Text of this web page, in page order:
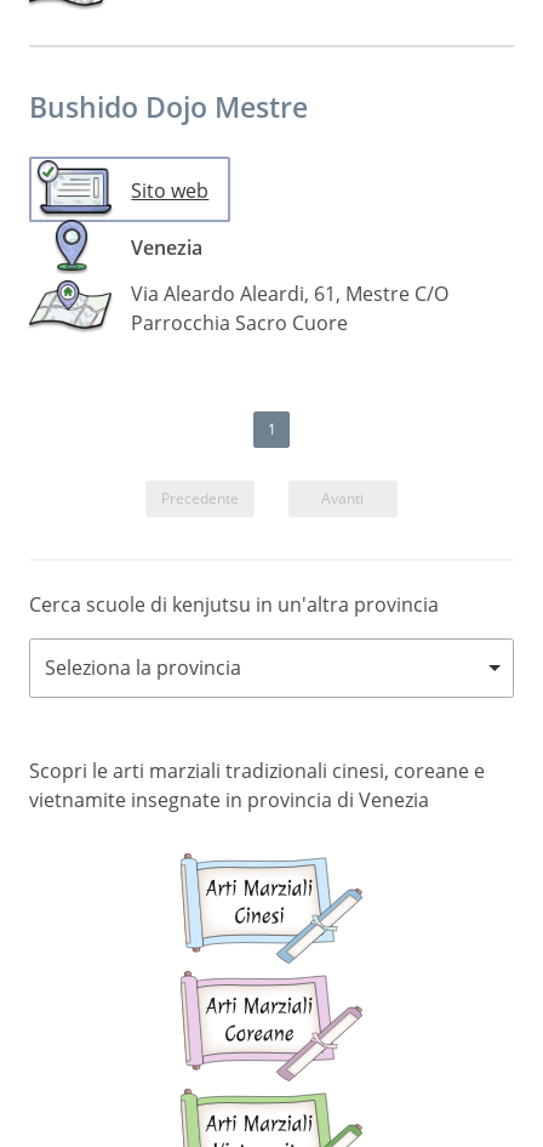
Bushido Dojo Mestre
Sito web
Venezia
Via Aleardo Aleardi, 61, Mestre C/O
Parrocchia Sacro Cuore
1
Precedente Avanti
Cerca scuole di kenjutsu in un'altra provincia
Seleziona la provincia
Scopri le arti marziali tradizionali cinesi, coreane e
vietnamite insegnate in provincia di Venezia
marziali
marziali
marziali